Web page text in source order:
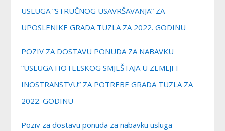
USLUGA “STRUČNOG USAVRŠAVANJA” ZA
UPOSLENIKE GRADA TUZLA ZA 2022. GODINU
POZIV ZA DOSTAVU PONUDA ZA NABAVKU
“USLUGA HOTELSKOG SMJEŠTAJA U ZEMLJI I
INOSTRANSTVU” ZA POTREBE GRADA TUZLA ZA
2022. GODINU
Poziv za dostavu ponuda za nabavku usluga